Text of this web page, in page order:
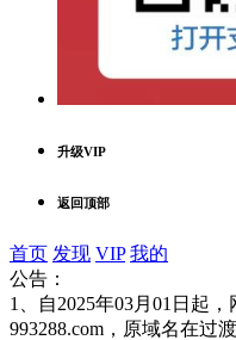
升级VIP
返回顶部
首页 发现 VIP 我的
公告：
1、自2025年03月01日起
993288.com，原域名在过